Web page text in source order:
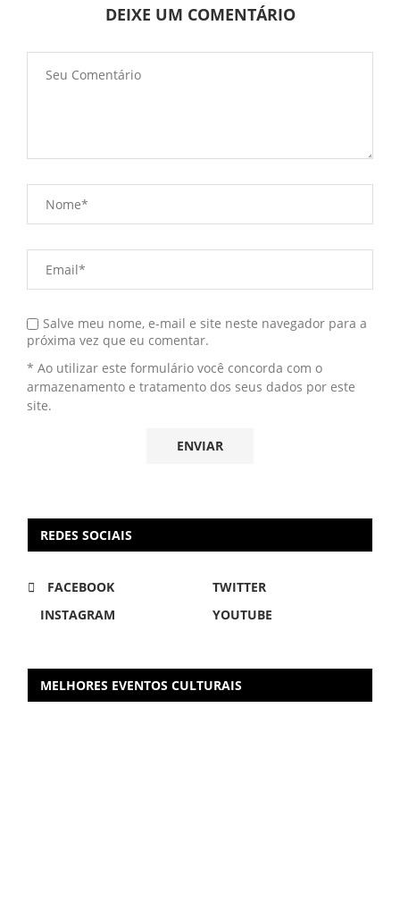
DEIXE UM COMENTÁRIO
Salve meu nome, e-mail e site neste navegador para a
próxima vez que eu comentar.
* Ao utilizar este formulário você concorda com o
armazenamento e tratamento dos seus dados por este
site.
REDES SOCIAIS
FACEBOOK
TWITTER
INSTAGRAM
YOUTUBE
MELHORES EVENTOS CULTURAIS